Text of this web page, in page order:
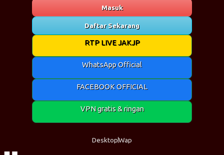
Masuk
Daftar Sekarang
RTP LIVE JAKJP
WhatsApp Official
FACEBOOK OFFICIAL
VPN gratis & ringan
DesktopWap